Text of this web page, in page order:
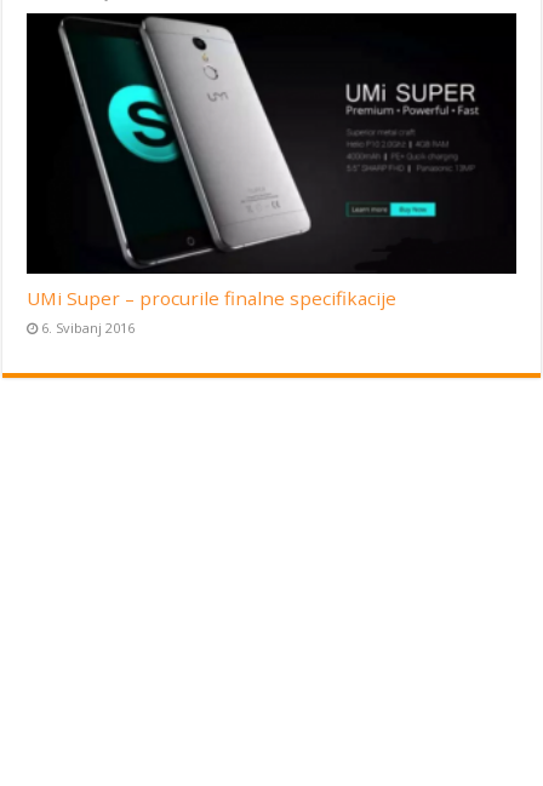
UMi Super – procurile finalne specifikacije
6. Svibanj 2016